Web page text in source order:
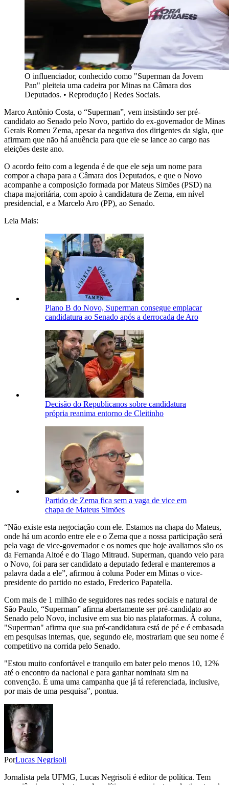
O influenciador, conhecido como "Superman da Jovem
Pan" pleiteia uma cadeira por Minas na Câmara dos
Deputados. • Reprodução | Redes Sociais.
Marco Antônio Costa, o “Superman”, vem insistindo ser pré-
candidato ao Senado pelo Novo, partido do ex-governador de Minas
Gerais Romeu Zema, apesar da negativa dos dirigentes da sigla, que
afirmam que não há anuência para que ele se lance ao cargo nas
eleições deste ano.
O acordo feito com a legenda é de que ele seja um nome para
compor a chapa para a Câmara dos Deputados, e que o Novo
acompanhe a composição formada por Mateus Simões (PSD) na
chapa majoritária, com apoio à candidatura de Zema, em nível
presidencial, e a Marcelo Aro (PP), ao Senado.
Leia Mais:
Plano B do Novo, Superman consegue emplacar
candidatura ao Senado após a derrocada de Aro
Decisão do Republicanos sobre candidatura
própria reanima entorno de Cleitinho
Partido de Zema fica sem a vaga de vice em
chapa de Mateus Simões
“Não existe esta negociação com ele. Estamos na chapa do Mateus,
onde há um acordo entre ele e o Zema que a nossa participação será
pela vaga de vice-governador e os nomes que hoje avaliamos são os
da Fernanda Altoé e do Tiago Mitraud. Superman, quando veio para
o Novo, foi para ser candidato a deputado federal e manteremos a
palavra dada a ele”, afirmou à coluna Poder em Minas o vice-
presidente do partido no estado, Frederico Papatella.
Com mais de 1 milhão de seguidores nas redes sociais e natural de
São Paulo, “Superman” afirma abertamente ser pré-candidato ao
Senado pelo Novo, inclusive em sua bio nas plataformas. À coluna,
"Superman" afirma que sua pré-candidatura está de pé e é embasada
em pesquisas internas, que, segundo ele, mostrariam que seu nome é
competitivo na corrida pelo Senado.
"Estou muito confortável e tranquilo em bater pelo menos 10, 12%
até o encontro da nacional e para ganhar nominata sim na
convenção. É uma uma campanha que já tá referenciada, inclusive,
por mais de uma pesquisa", pontua.
PorLucas Negrisoli
Jornalista pela UFMG, Lucas Negrisoli é editor de política. Tem